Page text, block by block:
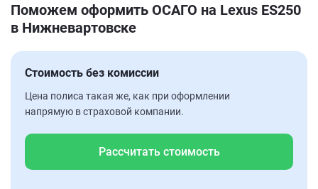
Поможем оформить ОСАГО на Lexus ES250
в Нижневартовске
Стоимость без комиссии
Цена полиса такая же, как при оформлении
напрямую в страховой компании.
Рассчитать стоимость